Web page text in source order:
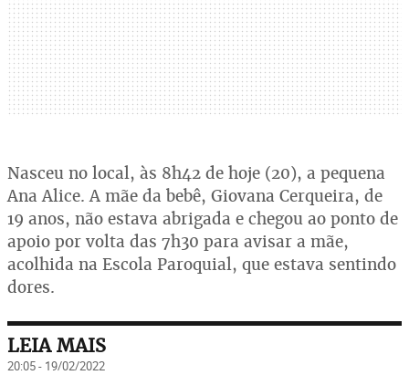
Nasceu no local, às 8h42 de hoje (20), a pequena
Ana Alice. A mãe da bebê, Giovana Cerqueira, de
19 anos, não estava abrigada e chegou ao ponto de
apoio por volta das 7h30 para avisar a mãe,
acolhida na Escola Paroquial, que estava sentindo
dores.
LEIA MAIS
20:05 - 19/02/2022